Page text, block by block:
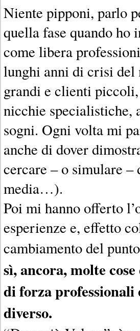
Niente pipponi, parlo
quella fase quando
come libera
lunghi anni di crisi
grandi e clienti
nicchie specialistiche,
sogni. Ogni volta mi
anche di dover
cercare – o simulare –
media…).
Poi mi hanno offerto
esperienze e, effetto
cambiamento del
sì, ancora, molte
di forza
diverso.